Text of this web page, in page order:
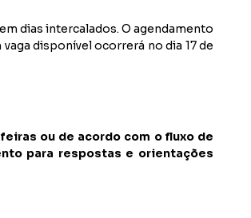
dias intercalados. O agendamento
disponível ocorrerá no dia 17 de
ou de acordo com o fluxo de
para respostas e orientações